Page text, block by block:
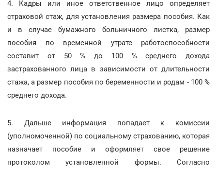
4. Кадры или иное ответственное лицо определяет
страховой стаж, для установления размера пособия. Как
и в случае бумажного больничного листка, размер
пособия по временной утрате работоспособности
составит от 50 % до 100 % среднего дохода
застрахованного лица в зависимости от длительности
стажа, а размер пособия по беременности и родам - 100 %
среднего дохода.
5. Дальше информация попадает к комиссии
(уполномоченной) по социальному страхованию, которая
назначает пособие и оформляет свое решение
протоколом установленной формы. Согласно